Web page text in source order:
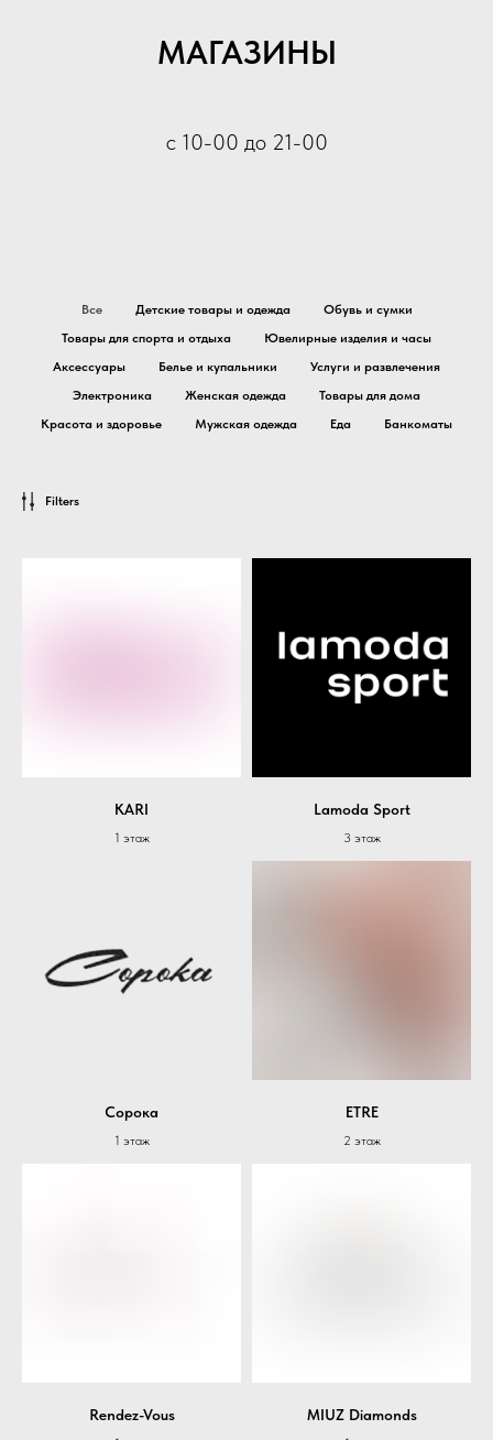
МАГАЗИНЫ
с 10-00 до 21-00
Все Детские товары и одежда
Обувь и сумки
Товары для спорта и отдыха
Ювелирные изделия и часы
Аксессуары
Белье и купальники
Услуги и развлечения
Электроника
Женская одежда
Товары для дома
Красота и здоровье
Мужская одежда Еда Банкоматы
Filters
KARI
1 этаж
Lamoda Sport
3 этаж
Сорока
1 этаж
ETRE
2 этаж
Rendez-Vous MIUZ Diamonds